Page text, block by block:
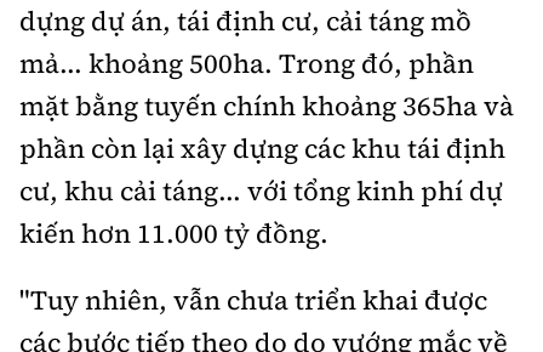
dựng dự án, tái định cư, cải táng mồ
mả... khoảng 500ha. Trong đó, phần
mặt bằng tuyến chính khoảng 365ha và
phần còn lại xây dựng các khu tái định
cư, khu cải táng... với tổng kinh phí dự
kiến hơn 11.000 tỷ đồng.
"Tuy nhiên, vẫn chưa triển khai được
các bước tiếp theo do do vướng mắc về